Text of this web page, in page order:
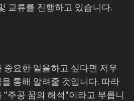
교류를 진행하고 있습니다.
중요한 일을하고 싶다면 저우
통해 알려줄 것입니다. 따라
"주공 꿈의 해석"이라고 부릅니